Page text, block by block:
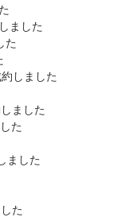
ました
た
しました
ました
た
ました
た